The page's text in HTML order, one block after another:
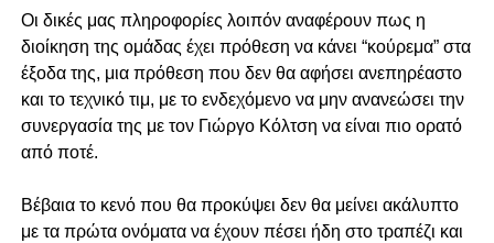
Οι δικές μας πληροφορίες λοιπόν αναφέρουν πως η
διοίκηση της ομάδας έχει πρόθεση να κάνει “κούρεμα” στα
έξοδα της, μια πρόθεση που δεν θα αφήσει ανεπηρέαστο
και το τεχνικό τιμ, με το ενδεχόμενο να μην ανανεώσει την
συνεργασία της με τον Γιώργο Κόλτση να είναι πιο ορατό
από ποτέ.
Βέβαια το κενό που θα προκύψει δεν θα μείνει ακάλυπτο
με τα πρώτα ονόματα να έχουν πέσει ήδη στο τραπέζι και